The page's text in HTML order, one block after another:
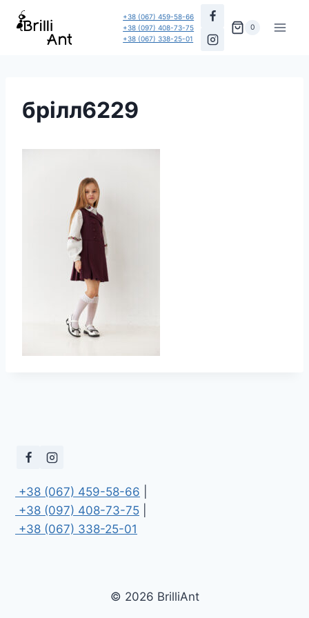
Перейти
+38 (067) 459-58-66
+38 (097) 408-73-75
+38 (067) 338-25-01
0
брілл6229
+38 (067) 459-58-66
+38 (097) 408-73-75
+38 (067) 338-25-01
© 2026 BrilliAnt